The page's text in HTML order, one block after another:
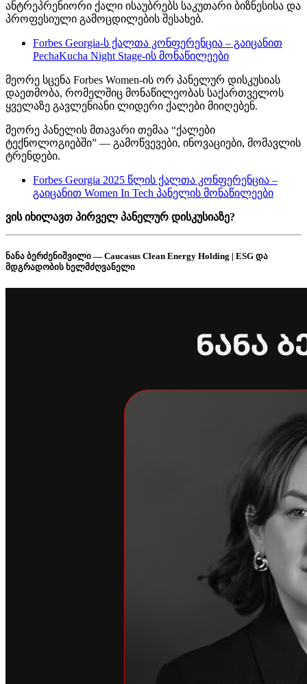
ანტრეპრენიორი ქალი ისაუბრებს საკუთარი ბიზნესისა და
პროფესიული გამოცდილების შესახებ.
Forbes Georgia-ს ქალთა კონფერენცია – გაიცანით
PechaKucha Night Stage-ის მონაწილეები
მეორე სცენა Forbes Women-ის ორ პანელურ დისკუსიას
დაეთმობა, რომელშიც მონაწილეობას საქართველოს
ყველაზე გავლენიანი ლიდერი ქალები მიიღებენ.
მეორე პანელის მთავარი თემაა “ქალები
ტექნოლოგიებში” — გამოწვევები, ინოვაციები, მომავლის
ტრენდები.
Forbes Georgia 2025 წლის ქალთა კონფერენცია –
გაიცანით Women In Tech პანელის მონაწილეები
ვის იხილავთ პირველ პანელურ დისკუსიაზე?
ნანა ბერძენიშვილი — Caucasus Clean Energy Holding | ESG და
მდგრადობის ხელმძღვანელი